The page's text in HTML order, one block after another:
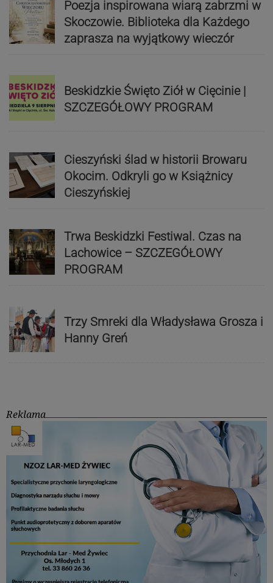
Poezja inspirowana wiarą zabrzmi w
Skoczowie. Biblioteka dla Każdego
zaprasza na wyjątkowy wieczór
Beskidzkie Święto Ziół w Cięcinie |
SZCZEGÓŁOWY PROGRAM
Cieszyński ślad w historii Browaru
Okocim. Odkryli go w Książnicy
Cieszyńskiej
Trwa Beskidzki Festiwal. Czas na
Lachowice – SZCZEGÓŁOWY
PROGRAM
Trzy Smreki dla Władysława Grosza i
Hanny Greń
Reklama